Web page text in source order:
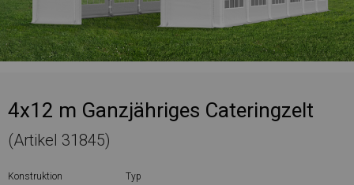
4x12 m Ganzjähriges Cateringzelt
(Artikel 31845)
Konstruktion Typ